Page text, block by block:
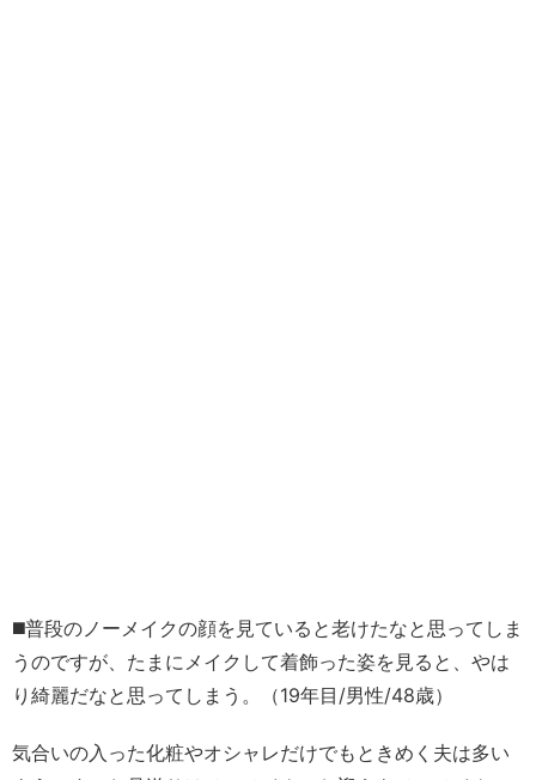
◼️普段のノーメイクの顔を見ていると老けたなと思ってしま
うのですが、たまにメイクして着飾った姿を見ると、やは
り綺麗だなと思ってしまう。（19年目/男性/48歳）
気合いの入った化粧やオシャレだけでもときめく夫は多い